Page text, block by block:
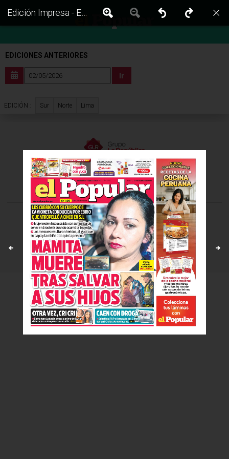
EDICIONES ANTERIORES
Ir
EDICIÓN : Sur Norte Lima
Edición Impresa - El Popular | Sur - Sabado 02 de Mayo del 2026
VISITA LAS EDICIONES IMPRESAS DE:
©Todos los derechos reservados -2026
Políticas y estandares Contáctenos